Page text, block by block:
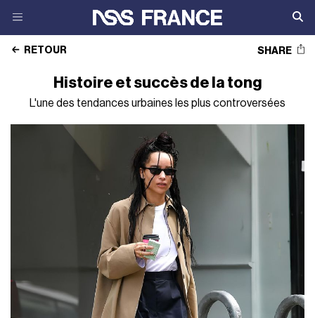
RETOUR SHARE
Histoire et succès de la tong
L'une des tendances urbaines les plus controversées